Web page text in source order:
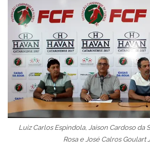
Luiz Carlos Espindola, Jaison Cardoso da
Rosa e José Calros Goulart